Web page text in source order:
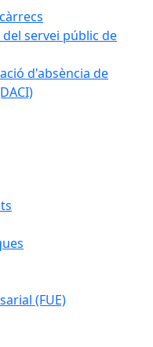
servei públic de
d'absència de
(FUE)